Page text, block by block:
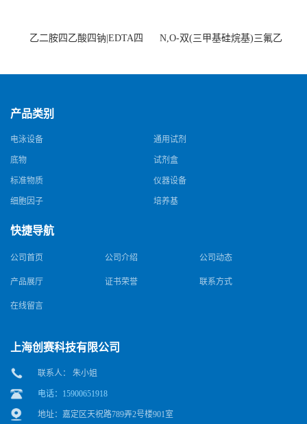
乙二胺四乙酸四钠|EDTA四
N,O-双(三甲基硅烷基)三氟乙
产品类别
电泳设备 通用试剂
底物 试剂盒
标准物质 仪器设备
细胞因子 培养基
快捷导航
公司首页 公司介绍 公司动态
产品展厅 证书荣誉 联系方式
在线留言
上海创赛科技有限公司
联系人： 朱小姐
电话：15900651918
地址：嘉定区天祝路789弄2号楼901室